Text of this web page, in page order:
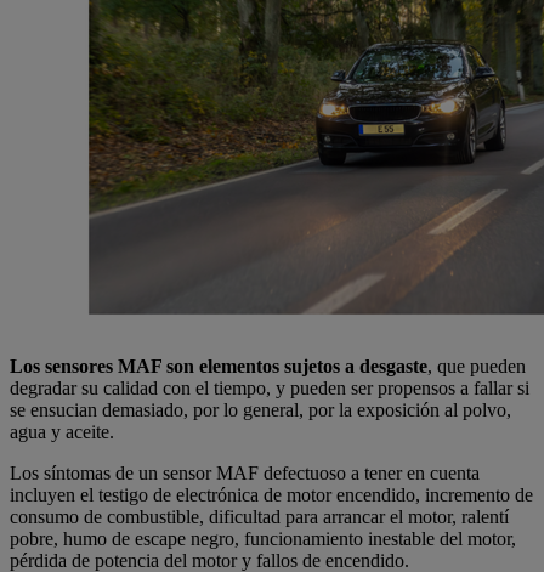
Los sensores MAF son elementos sujetos a desgaste, que pueden
degradar su calidad con el tiempo, y pueden ser propensos a fallar si
se ensucian demasiado, por lo general, por la exposición al polvo,
agua y aceite.
Los síntomas de un sensor MAF defectuoso a tener en cuenta
incluyen el testigo de electrónica de motor encendido, incremento de
consumo de combustible, dificultad para arrancar el motor, ralentí
pobre, humo de escape negro, funcionamiento inestable del motor,
pérdida de potencia del motor y fallos de encendido.